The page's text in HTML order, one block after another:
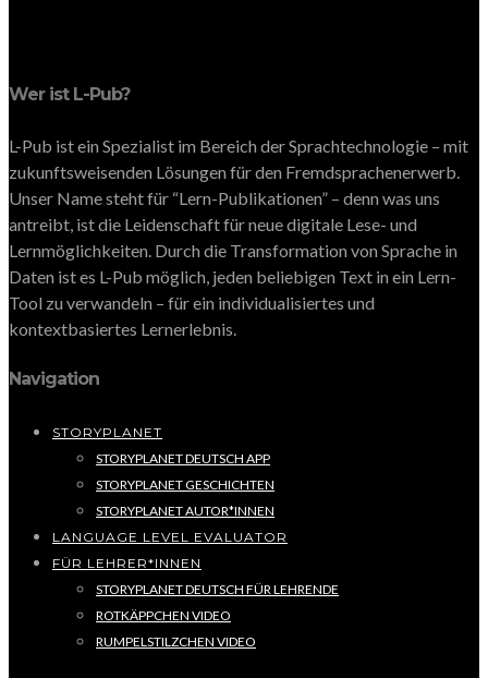
Wer ist L-Pub?
L-Pub ist ein Spezialist im Bereich der Sprachtechnologie – mit
zukunftsweisenden Lösungen für den Fremdsprachenerwerb.
Unser Name steht für “Lern-Publikationen” – denn was uns
antreibt, ist die Leidenschaft für neue digitale Lese- und
Lernmöglichkeiten. Durch die Transformation von Sprache in
Daten ist es L-Pub möglich, jeden beliebigen Text in ein Lern-
Tool zu verwandeln – für ein individualisiertes und
kontextbasiertes Lernerlebnis.
Navigation
STORYPLANET
STORYPLANET DEUTSCH APP
STORYPLANET GESCHICHTEN
STORYPLANET AUTOR*INNEN
LANGUAGE LEVEL EVALUATOR
FÜR LEHRER*INNEN
STORYPLANET DEUTSCH FÜR LEHRENDE
ROTKÄPPCHEN VIDEO
RUMPELSTILZCHEN VIDEO